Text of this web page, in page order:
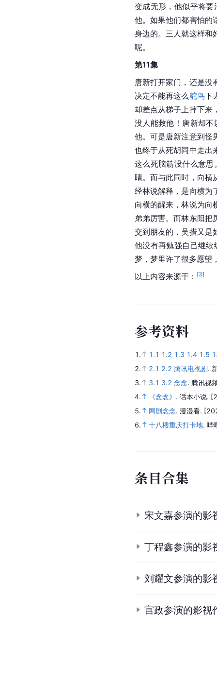
变成无形，他似乎将
他。如果他们都害怕的
身边的。三人就这样和
呢。
第11集
唐新打开家门，还是没
决定不能再这么鸵鸟下
却差点从梯子上摔下来
没人能救他！唐新却
他。可是唐新注意到怪
也终于从死胡同中走出
这么死脑筋没什么意
睛。而与此同时，向横
经林说解释，是向横为
向横的醒来，林说为向
弟弟厉害。而林东阳把
交到朋友的，吴措又是
他没有再勉强自己继
梦，梦里许了很多愿望
以上内容来源于： [3]
参考资料
1. 1.1 1.2 1.3 1.4 1.5
2.
2.1 2.2 腾讯电视剧.
3.
3.1 3.2 念念. 腾讯视
4.
《念念》 . 话本小说.
5.
网剧念念. 漫漫看.
6.
十八楼重庆打卡地. 哔
条目合集
宋文嘉参演的影
丁程鑫参演的影
刘耀文参演的影
宫政参演的影视